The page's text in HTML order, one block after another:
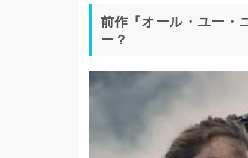
前作『オール・ユー・
ー？